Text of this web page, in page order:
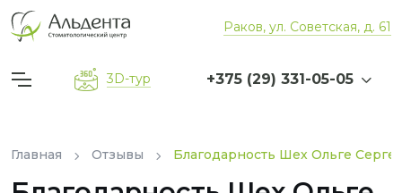
Раков, ул. Советская, д. 61
3D-тур +375 (29) 331-05-05
Главная Отзывы Благодарность Шех Ольге